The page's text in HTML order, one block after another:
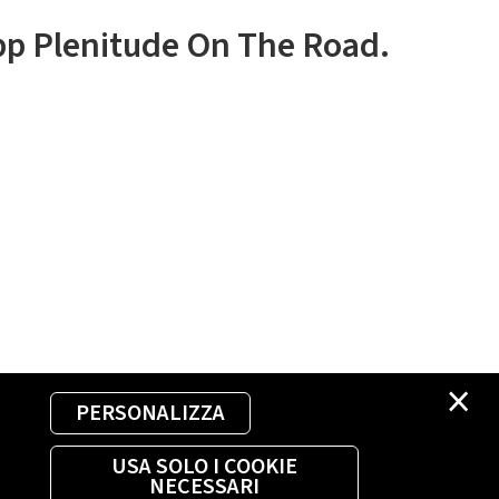
×
PERSONALIZZA
USA SOLO I COOKIE
NECESSARI
Plenitude On The Road.